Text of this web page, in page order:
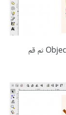
حول المستطيل لمسار مجددا عن طريق Object to Path ثم قم